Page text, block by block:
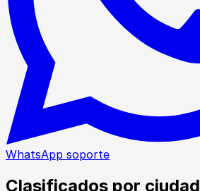
WhatsApp soporte
Clasificados por ciudad